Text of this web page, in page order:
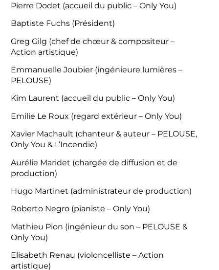
Pierre Dodet (accueil du public – Only You)
Baptiste Fuchs (Président)
Greg Gilg (chef de chœur & compositeur –
Action artistique)
Emmanuelle Joubier (ingénieure lumières –
PELOUSE)
Kim Laurent (accueil du public – Only You)
Emilie Le Roux (regard extérieur – Only You)
Xavier Machault (chanteur & auteur – PELOUSE,
Only You & L’Incendie)
Aurélie Maridet (chargée de diffusion et de
production)
Hugo Martinet (administrateur de production)
Roberto Negro (pianiste – Only You)
Mathieu Pion (ingénieur du son – PELOUSE &
Only You)
Elisabeth Renau (violoncelliste – Action
artistique)